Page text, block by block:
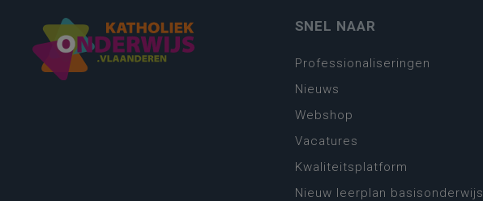
SNEL NAAR
Professionaliseringen
Nieuws
Webshop
Vacatures
Kwaliteitsplatform
Nieuw leerplan basisonderwijs